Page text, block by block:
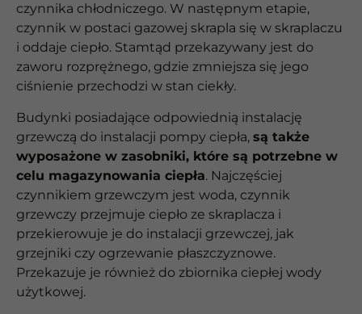
czynnika chłodniczego. W następnym etapie,
czynnik w postaci gazowej skrapla się w skraplaczu
i oddaje ciepło. Stamtąd przekazywany jest do
zaworu rozprężnego, gdzie zmniejsza się jego
ciśnienie przechodzi w stan ciekły.
Budynki posiadające odpowiednią instalację
grzewczą do instalacji pompy ciepła, są także
wyposażone w zasobniki, które są potrzebne w
celu magazynowania ciepła. Najczęściej
czynnikiem grzewczym jest woda, czynnik
grzewczy przejmuje ciepło ze skraplacza i
przekierowuje je do instalacji grzewczej, jak
grzejniki czy ogrzewanie płaszczyznowe.
Przekazuje je również do zbiornika ciepłej wody
użytkowej.